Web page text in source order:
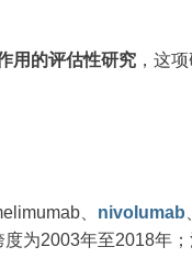
用的评估性研究，这
、 nivolumab
度为2003年至2018年